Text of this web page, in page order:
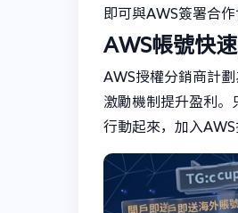
即可與AWS簽署合
AWS帳號快
AWS授權分銷商計
激勵機制提升盈利。
行動起來，加入